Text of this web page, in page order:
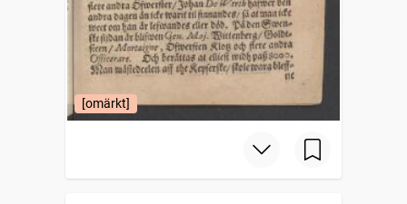
[omärkt]